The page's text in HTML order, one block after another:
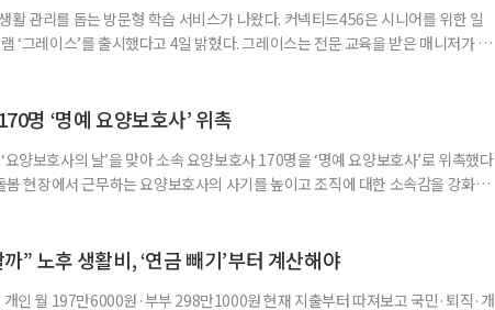
활 관리를 돕는 방문형 학습 서비스가 나왔다. 커넥티드456은 시니어를 위한 일
‘그레이스’를 출시했다고 4일 밝혔다. 그레이스는 전문 교육을 받은 매니저가 주
활용된다. 문제는 기억력과 주의집중력, 언어능력, 시공간 능력, 계산 능
명 ‘명예 요양보호사’ 위촉
양보호사의 날’을 맞아 소속 요양보호사 170명을 ‘명예 요양보호사’로 위촉했다
현장에서 근무하는 요양보호사의 사기를 높이고 조직에 대한 소속감을 강화하
게 위촉장과 감사 편지를 전달했다. 우수 요양보호사들이 현장에서 쌓은 돌봄
” 노후 생활비, ‘연금 빼기’부터 계산해야
인 월 197만6000원·부부 298만1000원 현재 지출부터 따져보고 국민·퇴직·개